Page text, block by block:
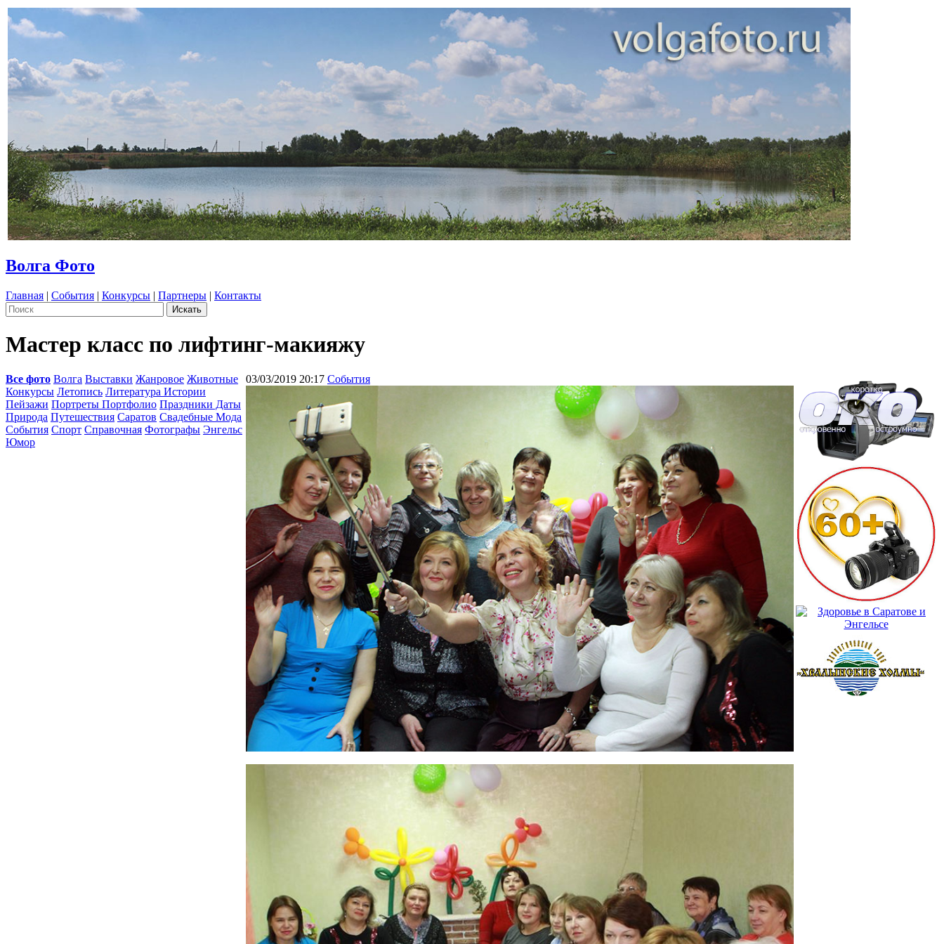
Волга Фото
Главная | События | Конкурсы | Партнеры | Контакты
Мастер класс по лифтинг-макияжу
Все фото Волга Выставки Жанровое Животные
Конкурсы Летопись Литература Истории
Пейзажи Портреты Портфолио Праздники Даты
Природа Путешествия Саратов Свадебные Мода
События Спорт Справочная Фотографы Энгельс
Юмор
03/03/2019 20:17 События